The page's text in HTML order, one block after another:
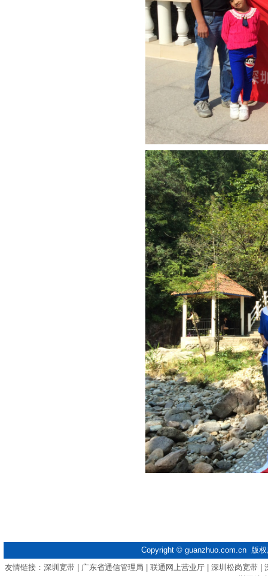
Copyright © guanzhuo.com.cn 版
友情链接： 深圳宽带| 广东省通信管理局 联通网上营业厅| 深圳松岗宽带|